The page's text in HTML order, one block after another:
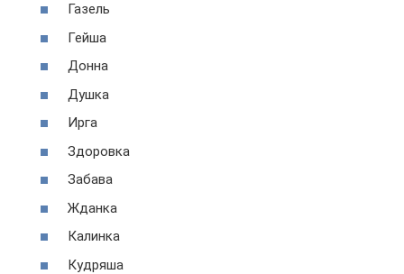
Газель
Гейша
Донна
Душка
Ирга
Здоровка
Забава
Жданка
Калинка
Кудряша